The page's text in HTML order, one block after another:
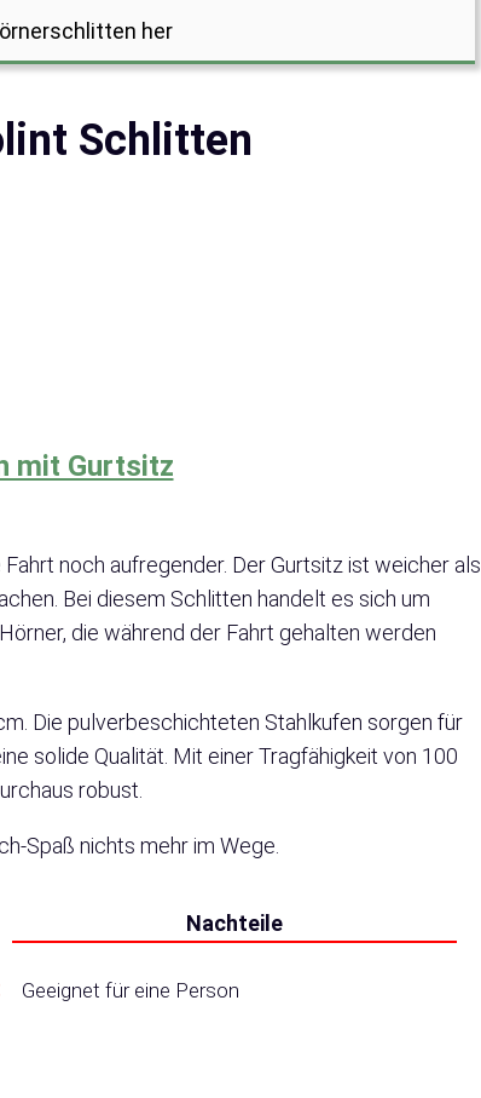
her
Schlitten
mit Gurtsitz
noch aufregender. Der Gurtsitz ist weicher als
Bei diesem Schlitten handelt es sich um
die während der Fahrt gehalten werden
Die pulverbeschichteten Stahlkufen sorgen für
solide Qualität. Mit einer Tragfähigkeit von 100
robust.
Spaß nichts mehr im Wege.
Nachteile
Geeignet für eine Person